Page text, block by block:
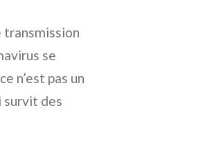
transmission
se
n’est pas un
survit des